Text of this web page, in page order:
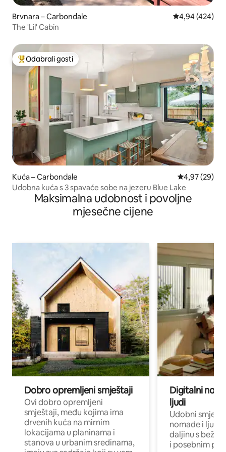
Brvnara – Carbondale Prosječna
4,94 (424)
The 'Lil' Cabin
Među najviše rangiranima s oznakom „Odabrali gosti”
Odabrali gosti
Kuća – Carbondale Prosječna
4,97 (29)
Udobna kuća s 3 spavaće sobe na jezeru Blue Lake
Maksimalna udobnost i povoljne
mjesečne cijene
Dobro opremljeni smještaji
Ovi dobro opremljeni
smještaji, među kojima ima
drvenih kuća na mirnim
lokacijama u planinama i
stanova u urbanim sredinama,
Digitalni
ljudi
Udobni
nomade i ljude
daljinu s
i posebnim